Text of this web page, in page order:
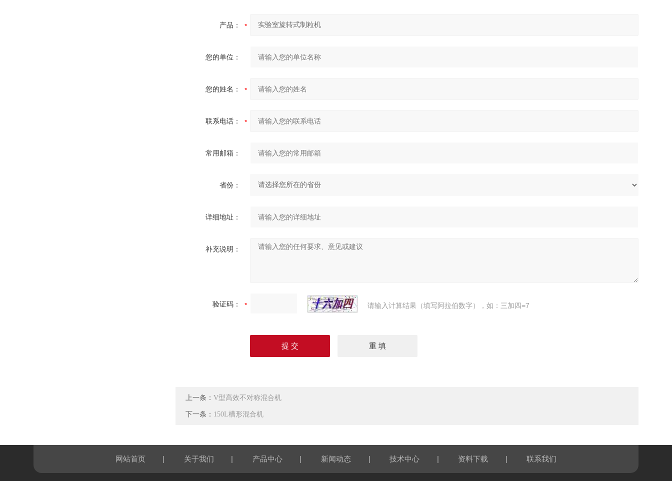
产品：
您的单位：
您的姓名：
联系电话：
常用邮箱：
省份：
详细地址：
补充说明：
验证码： 请输入计算结果（填写阿拉伯数字），如：三加四=7
上一条：V型高效不对称混合机
下一条： 150L槽形混合机
网站首页 | 关于我们 | 产品中心 | 新闻动态 | 技术中心 | 资料下载 | 联系我们